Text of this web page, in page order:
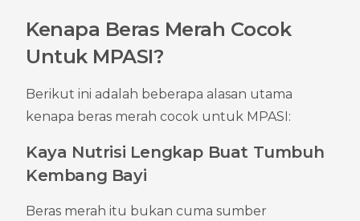
Kenapa Beras Merah Cocok
Untuk MPASI?
Berikut ini adalah beberapa alasan utama
kenapa beras merah cocok untuk MPASI:
Kaya Nutrisi Lengkap Buat Tumbuh
Kembang Bayi
Beras merah itu bukan cuma sumber